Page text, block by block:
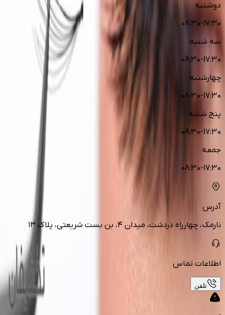
دوشنبه
08:30-17:30
سه شنبه
08:30-17:30
چهارشنبه
08:30-17:30
پنج شنبه
08:30-17:30
جمعه
08:30-17:30
آدرس
نارمک، چهارراه دردشت، میدان ۴، بن بست شریعتی، پلاک ۱۳
اطلاعات تماس
تلفن